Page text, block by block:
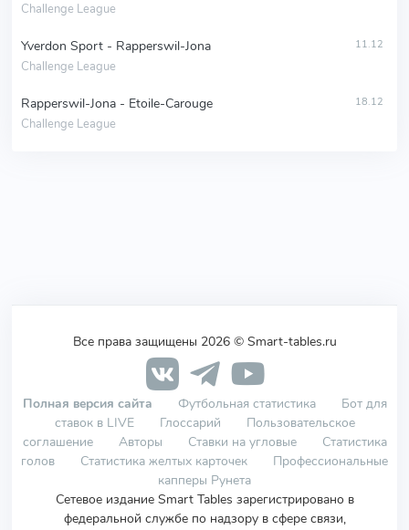
Challenge League
Yverdon Sport - Rapperswil-Jona
Challenge League
11.12
Rapperswil-Jona - Etoile-Carouge
Challenge League
18.12
Все права защищены 2026 © Smart-tables.ru
Полная версия сайта Футбольная статистика
Бот для
ставок в LIVE
Глоссарий
Пользовательское
соглашение
Авторы Ставки на угловые
Статистика
голов
Статистика желтых карточек
Профессиональные
капперы Рунета
Сетевое издание Smart Tables зарегистрировано в
федеральной службе по надзору в сфере связи,